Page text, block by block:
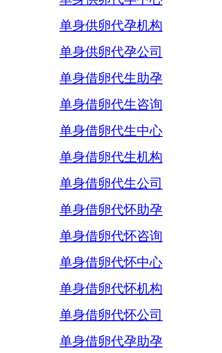
单身供卵代孕机构
单身供卵代孕公司
单身借卵代生助孕
单身借卵代生咨询
单身借卵代生中心
单身借卵代生机构
单身借卵代生公司
单身借卵代怀助孕
单身借卵代怀咨询
单身借卵代怀中心
单身借卵代怀机构
单身借卵代怀公司
单身借卵代孕助孕